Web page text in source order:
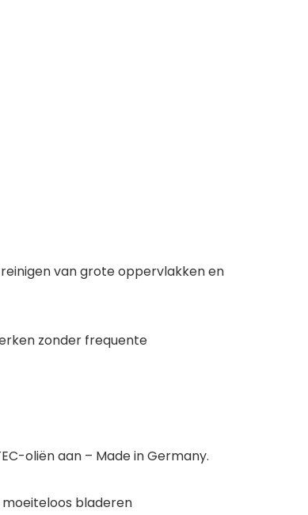
van grote oppervlakken en
zonder frequente
oliën aan – Made in Germany.
bladeren